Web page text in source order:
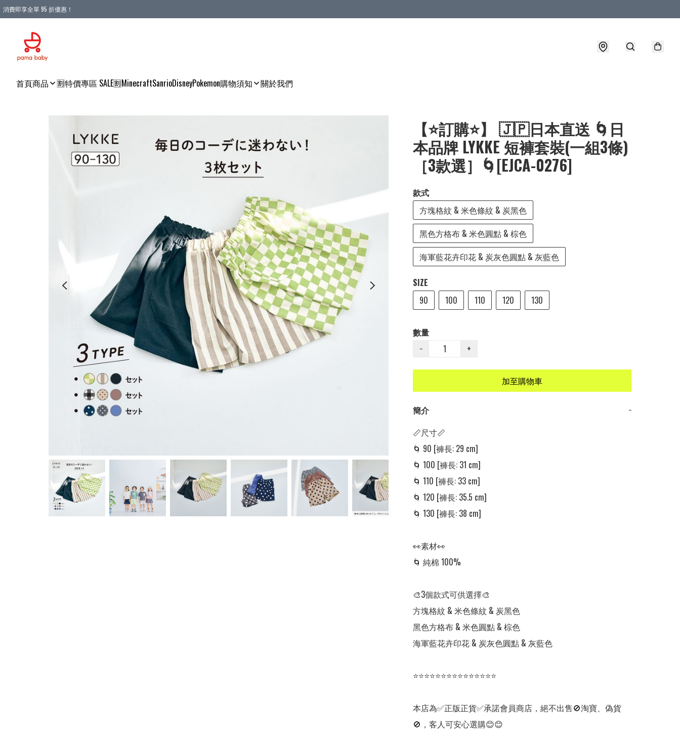
消費即享全單 95 折優惠！
首頁商品 🈹特價專區 SALE🈹MinecraftSanrioDisneyPokemon購物須知 關於我們
【⭐訂購⭐】 🇯🇵日本直送 🌀日
本品牌 LYKKE 短褲套裝(一組3條)
［3款選］🌀[EJCA-0276]
款式
方塊格紋 & 米色條紋 & 炭黑色
黑色方格布 & 米色圓點 & 棕色
海軍藍花卉印花 & 炭灰色圓點 & 灰藍色
SIZE
90
100 110 120 130
數量
−
+
加至購物車
簡介
−
📏尺寸📏
🌀 90 [褲長: 29 cm]
🌀 100 [褲長: 31 cm]
🌀 110 [褲長: 33 cm]
🌀 120 [褲長: 35.5 cm]
🌀 130 [褲長: 38 cm]
👀素材👀
🌀 純棉 100%
🎨3個款式可供選擇🎨
方塊格紋 & 米色條紋 & 炭黑色
黑色方格布 & 米色圓點 & 棕色
海軍藍花卉印花 & 炭灰色圓點 & 灰藍色
⭐⭐⭐⭐⭐⭐⭐⭐⭐⭐⭐⭐⭐⭐⭐
本店為✅正版正貨✅承諾會員商店，絕不出售🚫淘寶、偽貨
🚫，客人可安心選購😊😊